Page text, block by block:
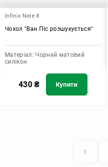
Infinix Note 8
Чохол "Ван Піс розшукується"
Матеріал: Чорний матовий
силікон
430₴ Купити
1